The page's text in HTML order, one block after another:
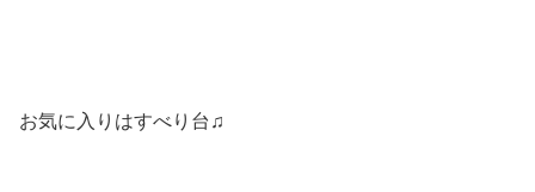
お気に入りはすべり台♫